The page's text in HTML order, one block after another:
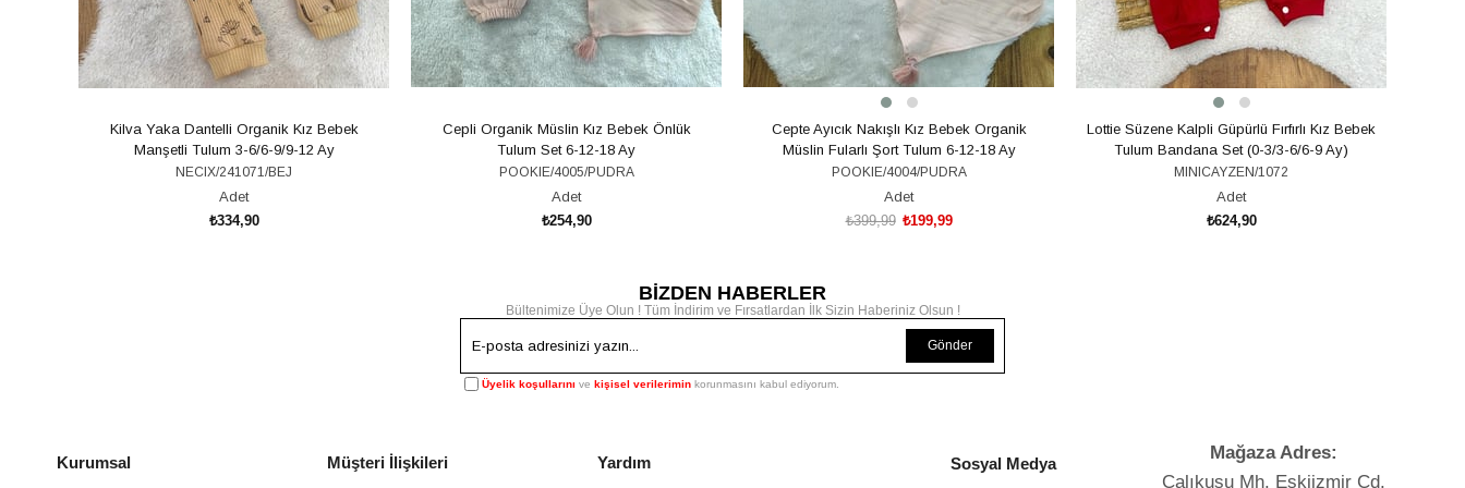
Kilva Yaka Dantelli Organik Kız Bebek
Manşetli Tulum 3-6/6-9/9-12 Ay
NECIX/241071/BEJ
Adet
₺334,90
Cepli Organik Müslin Kız Bebek Önlük
Tulum Set 6-12-18 Ay
POOKIE/4005/PUDRA
Adet
₺254,90
Cepte Ayıcık Nakışlı Kız Bebek Organik
Müslin Fularlı Şort Tulum 6-12-18 Ay
POOKIE/4004/PUDRA
Adet
₺199,99
₺399,99
Lottie Süzene Kalpli Güpürlü Fırfırlı Kız Bebek
Tulum Bandana Set (0-3/3-6/6-9 Ay)
MINICAYZEN/1072
Adet
₺624,90
BİZDEN HABERLER
Bültenimize Üye Olun ! Tüm İndirim ve Fırsatlardan İlk Sizin Haberiniz Olsun !
Gönder
Üyelik koşullarını ve kişisel verilerimin korunmasını kabul ediyorum.
Kurumsal Müşteri İlişkileri Yardım Sosyal Medya
Mağaza Adres:
Çalıkuşu Mh. Eskiizmir Cd.